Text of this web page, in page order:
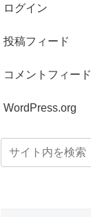
ログイン
投稿フィード
コメントフィード
WordPress.org